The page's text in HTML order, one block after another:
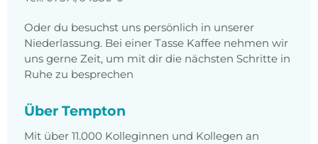
Oder du besuchst uns persönlich in unserer
Niederlassung. Bei einer Tasse Kaffee nehmen wir
uns gerne Zeit, um mit dir die nächsten Schritte in
Ruhe zu besprechen
Über Tempton
Mit über 11.000 Kolleginnen und Kollegen an